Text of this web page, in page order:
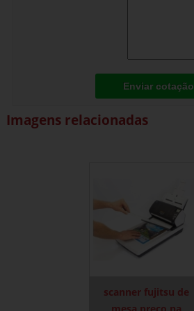
Enviar cotação
Imagens relacionadas
scanner fujitsu de
mesa preço na